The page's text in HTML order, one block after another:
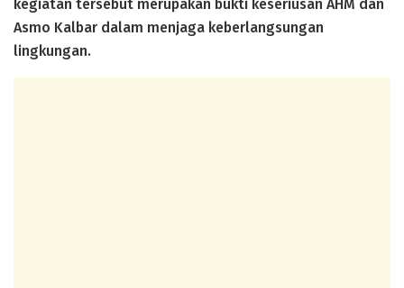
kegiatan tersebut merupakan bukti keseriusan AHM dan
Asmo Kalbar dalam menjaga keberlangsungan
lingkungan.